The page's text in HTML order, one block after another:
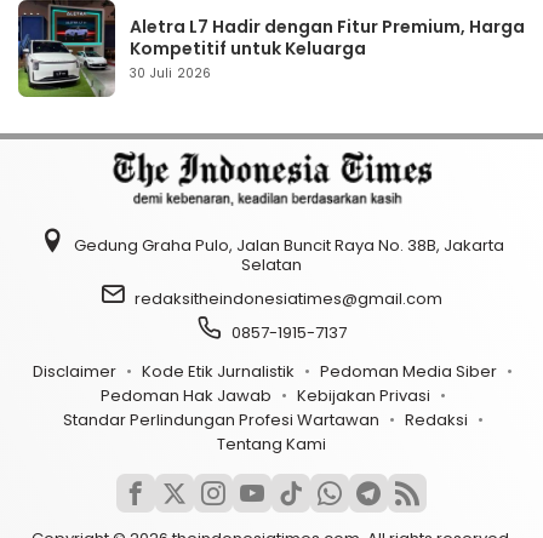
Aletra L7 Hadir dengan Fitur Premium, Harga
Kompetitif untuk Keluarga
30 Juli 2026
Gedung Graha Pulo, Jalan Buncit Raya No. 38B, Jakarta
Selatan
redaksitheindonesiatimes@gmail.com
0857-1915-7137
Disclaimer
Kode Etik Jurnalistik
Pedoman Media Siber
Pedoman Hak Jawab
Kebijakan Privasi
Standar Perlindungan Profesi Wartawan
Redaksi
Tentang Kami